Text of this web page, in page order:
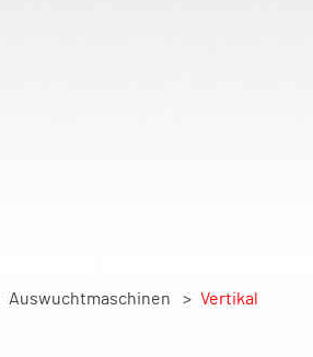
Auswuchtmaschinen Vertikal